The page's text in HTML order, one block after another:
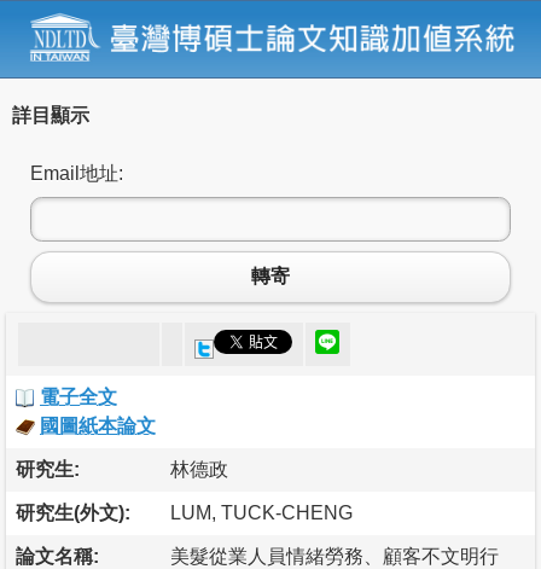
詳目顯示
Email地址:
轉寄
電子全文
國圖紙本論文
研究生: 林德政
研究生(外文): LUM, TUCK-CHENG
論文名稱:
美髮從業人員情緒勞務、顧客不文明行